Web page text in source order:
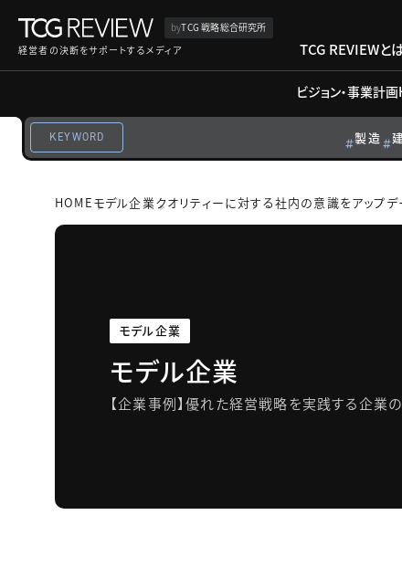
byTCG 戦略総合研究所
経営者の決断をサポートするメディア
TCG REVIEWと
ビジョン・事業計画
KEYWORD 製造
HOMEモデル企業クオリティーに対する社内の意識をアップデ
モデル企業
モデル企業
【企業事例】優れた経営戦略を実践する企業